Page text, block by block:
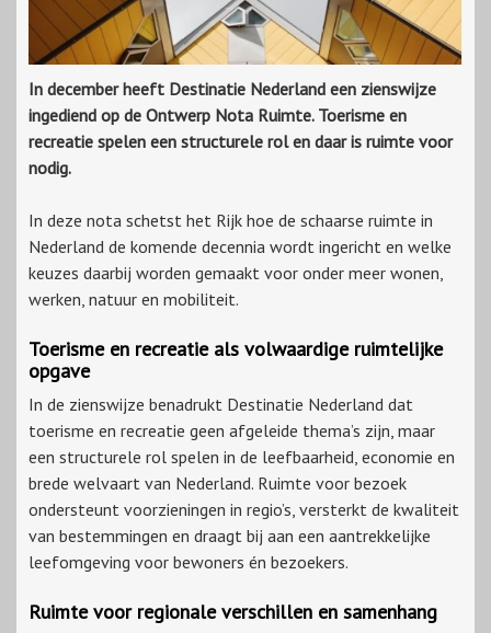
In december heeft Destinatie Nederland een zienswijze
ingediend op de Ontwerp Nota Ruimte. Toerisme en
recreatie spelen een structurele rol en daar is ruimte voor
nodig.
In deze nota schetst het Rijk hoe de schaarse ruimte in
Nederland de komende decennia wordt ingericht en welke
keuzes daarbij worden gemaakt voor onder meer wonen,
werken, natuur en mobiliteit.
Toerisme en recreatie als volwaardige ruimtelijke
opgave
In de zienswijze benadrukt Destinatie Nederland dat
toerisme en recreatie geen afgeleide thema’s zijn, maar
een structurele rol spelen in de leefbaarheid, economie en
brede welvaart van Nederland. Ruimte voor bezoek
ondersteunt voorzieningen in regio’s, versterkt de kwaliteit
van bestemmingen en draagt bij aan een aantrekkelijke
leefomgeving voor bewoners én bezoekers.
Ruimte voor regionale verschillen en samenhang